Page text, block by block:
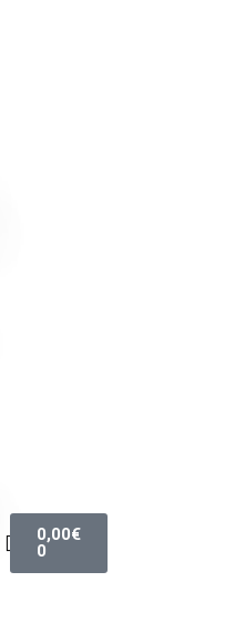
0,00€
0